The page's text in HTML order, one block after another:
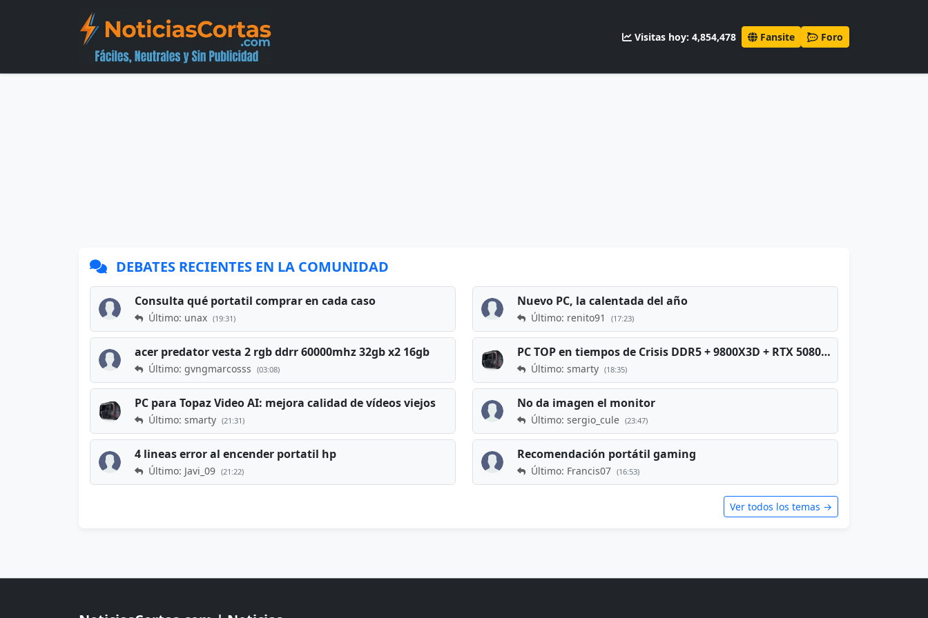
Visitas hoy: 4,854,478 Fansite Foro
DEBATES RECIENTES EN LA COMUNIDAD
Consulta qué portatil comprar en cada caso
Último: unax (19:31)
Nuevo PC, la calentada del año
Último: renito91 (17:23)
acer predator vesta 2 rgb ddrr 60000mhz 32gb x2 16gb
Último: gvngmarcosss (03:08)
PC TOP en tiempos de Crisis DDR5 + 9800X3D + RTX 5080 [2026][2400€]
Último: smarty (18:35)
PC para Topaz Video AI: mejora calidad de vídeos viejos
Último: smarty (21:31)
No da imagen el monitor
Último: sergio_cule (23:47)
4 lineas error al encender portatil hp
Último: Javi_09 (21:22)
Recomendación portátil gaming
Último: Francis07 (16:53)
Ver todos los temas →